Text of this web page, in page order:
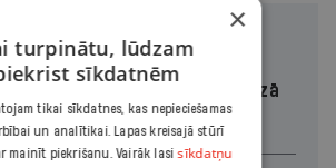
pils atjaunotāja bez rozā
×
turpinātu, lūdzam
sīkdatnēm
tikai sīkdatnes, kas nepieciešamas
un analītikai. Lapas kreisajā stūrī
mainīt piekrišanu. Vairāk lasisīkdatņu